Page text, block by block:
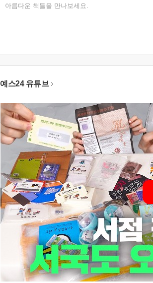
아름다운 책들을 만나보세요.
예스24 유튜브